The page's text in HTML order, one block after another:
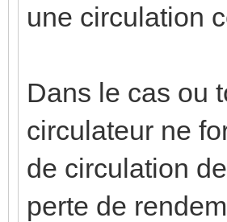
une circulation
Dans le cas ou
circulateur ne
de circulation
perte de